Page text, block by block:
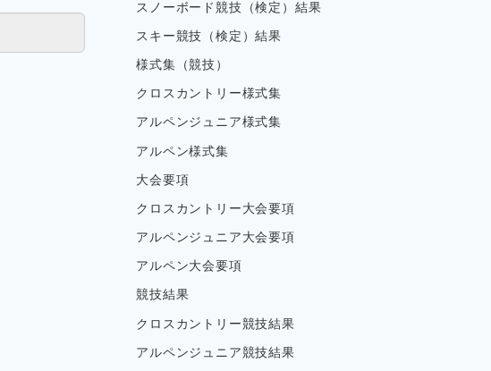
スノーボード競技（検定）結果
スキー競技（検定）結果
様式集（競技）
クロスカントリー様式集
アルペンジュニア様式集
アルペン様式集
大会要項
クロスカントリー大会要項
アルペンジュニア大会要項
アルペン大会要項
競技結果
クロスカントリー競技結果
アルペンジュニア競技結果